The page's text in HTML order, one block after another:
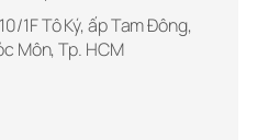
1F Tô Ký, ấp Tam Đông,
Môn, Tp. HCM